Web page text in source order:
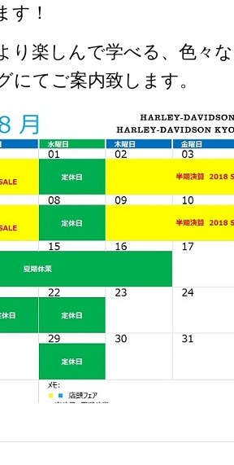
す！
り楽しんで学べる、色々
にてご案内致します。